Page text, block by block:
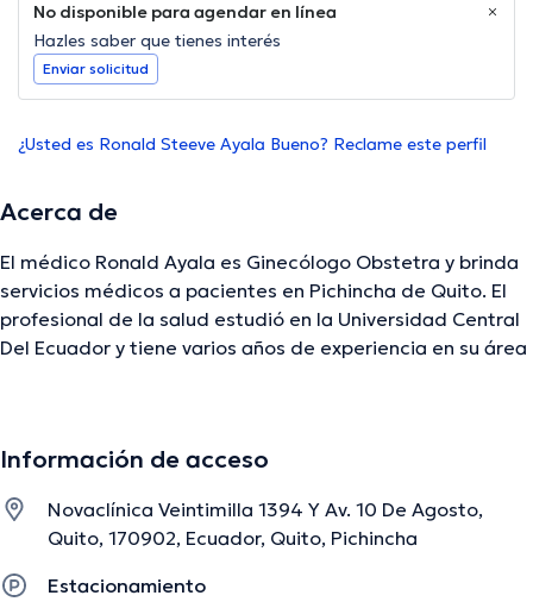
No disponible para agendar en línea
Hazles saber que tienes interés
Enviar solicitud
¿Usted es Ronald Steeve Ayala Bueno? Reclame este perfil
Acerca de
El médico Ronald Ayala es Ginecólogo Obstetra y brinda
servicios médicos a pacientes en Pichincha de Quito. El
profesional de la salud estudió en la Universidad Central
Del Ecuador y tiene varios años de experiencia en su área
Ayala ha compartido en incontables conferencias con
especialización y ha anunciado numerosos comunicados.
La descripción fue editada por el equipo de doctoranytime, con base en
Información de acceso
Novaclínica Veintimilla 1394 Y Av. 10 De Agosto,
Quito, 170902, Ecuador, Quito, Pichincha
Estacionamiento